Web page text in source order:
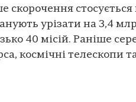
скорочення
урізати на 3,4
40 місій. Раніше
космічні телескопи